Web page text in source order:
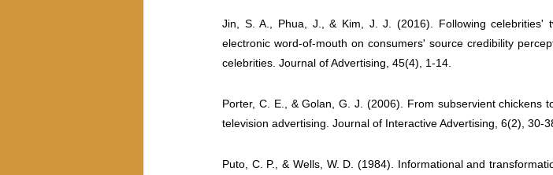
Jin, S. A., Phua, J., & Kim, J. J. (2016). Following celebrities'
electronic word-of-mouth on consumers' source credibility
celebrities. Journal of Advertising, 45(4), 1-14.
Porter, C. E., & Golan, G. J. (2006). From subservient chickens
television advertising. Journal of Interactive Advertising, 6(2), 30-
Puto, C. P., & Wells, W. D. (1984). Informational and